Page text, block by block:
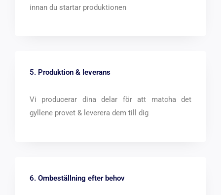
innan du startar produktionen
5. Produktion & leverans
Vi producerar dina delar för att matcha det
gyllene provet & leverera dem till dig
6. Ombeställning efter behov